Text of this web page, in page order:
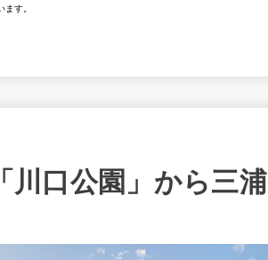
す。
川口公園」から三浦